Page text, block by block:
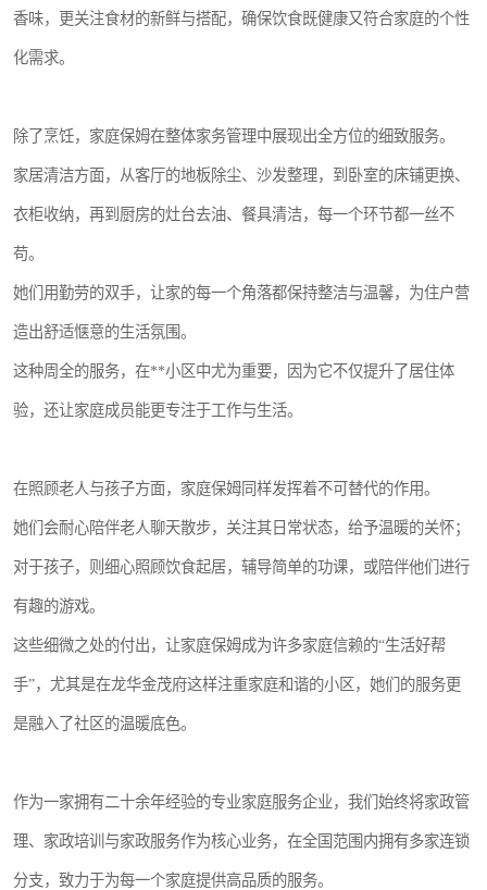
香味，更关注食材的新鲜与搭配，确保饮食既健康又符合家庭的个性
化需求。
除了烹饪，家庭保姆在整体家务管理中展现出全方位的细致服务。
家居清洁方面，从客厅的地板除尘、沙发整理，到卧室的床铺更换、
衣柜收纳，再到厨房的灶台去油、餐具清洁，每一个环节都一丝不
苟。
她们用勤劳的双手，让家的每一个角落都保持整洁与温馨，为住户营
造出舒适惬意的生活氛围。
这种周全的服务，在**小区中尤为重要，因为它不仅提升了居住体
验，还让家庭成员能更专注于工作与生活。
在照顾老人与孩子方面，家庭保姆同样发挥着不可替代的作用。
她们会耐心陪伴老人聊天散步，关注其日常状态，给予温暖的关怀；
对于孩子，则细心照顾饮食起居，辅导简单的功课，或陪伴他们进行
有趣的游戏。
这些细微之处的付出，让家庭保姆成为许多家庭信赖的“生活好帮
手”，尤其是在龙华金茂府这样注重家庭和谐的小区，她们的服务更
是融入了社区的温暖底色。
作为一家拥有二十余年经验的专业家庭服务企业，我们始终将家政管
理、家政培训与家政服务作为核心业务，在全国范围内拥有多家连锁
分支，致力于为每一个家庭提供高品质的服务。